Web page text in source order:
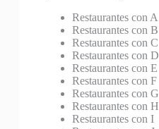
Restaurantes con A
Restaurantes con B
Restaurantes con C
Restaurantes con D
Restaurantes con E
Restaurantes con F
Restaurantes con G
Restaurantes con H
Restaurantes con I